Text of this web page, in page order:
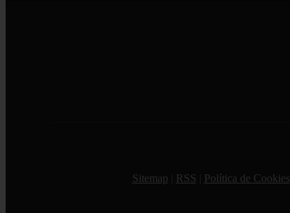
Sitemap
RSS Política de Cookies